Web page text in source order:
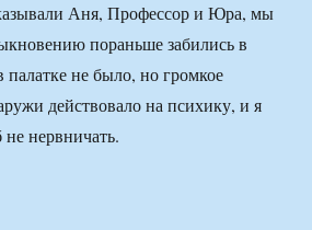
Аня, Профессор и Юра, мы
пораньше забились в
палатке не было, но громкое
действовало на психику, и я
нервничать.